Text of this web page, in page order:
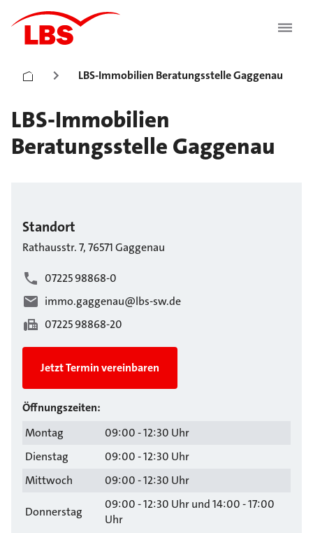
LBS-Immobilien Beratungsstelle Gaggenau
LBS-Immobilien
Beratungsstelle Gaggenau
Standort
Rathausstr.7,76571Gaggenau
07225 98868-0
immo.gaggenau@lbs-sw.de
07225 98868-20
Jetzt Termin vereinbaren
Öffnungszeiten:
Montag
09:00 - 12:30 Uhr
Dienstag
09:00 - 12:30 Uhr
Mittwoch
09:00 - 12:30 Uhr
Donnerstag
09:00 - 12:30 Uhr und 14:00 - 17:00
Uhr